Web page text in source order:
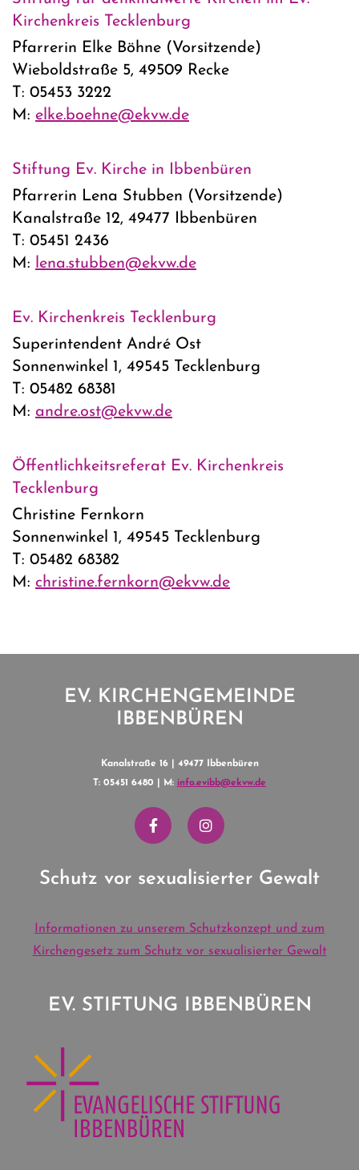
Kirchenkreis Tecklenburg
Pfarrerin Elke Böhne (Vorsitzende)
Wieboldstraße 5, 49509 Recke
T: 05453 3222
M: elke.boehne@ekvw.de
Stiftung Ev. Kirche in Ibbenbüren
Pfarrerin Lena Stubben (Vorsitzende)
Kanalstraße 12, 49477 Ibbenbüren
T: 05451 2436
M:
lena.stubben@ekvw.de
Ev. Kirchenkreis Tecklenburg
Superintendent André Ost
Sonnenwinkel 1, 49545 Tecklenburg
T: 05482 68381
M: andre.ost@ekvw.de
Öffentlichkeitsreferat Ev. Kirchenkreis
Tecklenburg
Christine Fernkorn
Sonnenwinkel 1, 49545 Tecklenburg
T: 05482 68382
M: christine.fernkorn@ekvw.de
EV. KIRCHENGEMEINDE
IBBENBÜREN
Kanalstraße 16 | 49477 Ibbenbüren
T: 05451 6480 | M: info.evibb@ekvw.de
Schutz vor sexualisierter Gewalt
Informationen zu unserem Schutzkonzept und zum
Kirchengesetz zum Schutz vor sexualisierter Gewalt
EV. STIFTUNG IBBENBÜREN